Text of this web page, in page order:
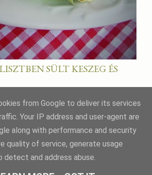
SÜLT KESZEG ÉS
Üzemeltető: Blogger
from Google to deliver its services
Your IP address and user-agent are
along with performance and security
quality of service, generate usage
and address abuse.